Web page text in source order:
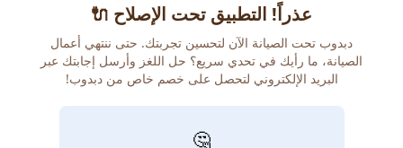
عذراً! التطبيق تحت الإصلاح 🔌
دبدوب تحت الصيانة الآن لتحسين تجربتك. حتى ننتهي أعمال
الصيانة، ما رأيك في تحدي سريع؟ حل اللغز وأرسل إجابتك عبر
البريد الإلكتروني لتحصل على خصم خاص من دبدوب!
🤔